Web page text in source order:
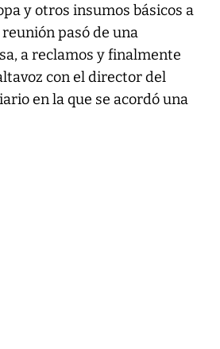
y otros insumos básicos a
pasó de una
a reclamos y finalmente
con el director del
en la que se acordó una